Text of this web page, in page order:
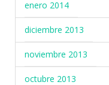
enero 2014
diciembre 2013
noviembre 2013
octubre 2013